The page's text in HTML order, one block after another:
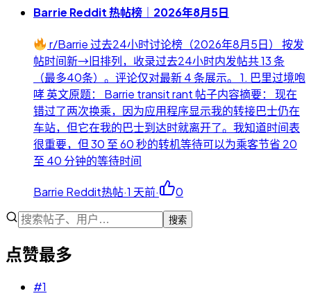
Barrie Reddit 热帖榜｜2026年8月5日
r/Barrie 过去24小时讨论榜（2026年8月5日） 按发
帖时间新→旧排列，收录过去24小时内发帖共 13 条
（最多40条）。评论仅对最新 4 条展示。 1. 巴里过境咆
哮 英文原题： Barrie transit rant 帖子内容摘要： 现在
错过了两次换乘，因为应用程序显示我的转接巴士仍在
车站，但它在我的巴士到达时就离开了。我知道时间表
很重要，但 30 至 60 秒的转机等待可以为乘客节省 20
至 40 分钟的等待时间
Barrie Reddit热帖·1 天前· 0
搜索
点赞最多
#1